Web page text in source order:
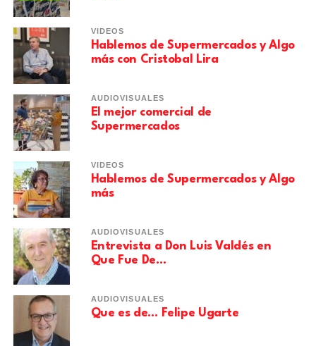
VIDEOS
Hablemos de Supermercados y Algo
más con Cristobal Lira
AUDIOVISUALES
El mejor comercial de
Supermercados
VIDEOS
Hablemos de Supermercados y Algo
más
AUDIOVISUALES
Entrevista a Don Luis Valdés en
Que Fue De…
AUDIOVISUALES
Que es de… Felipe Ugarte